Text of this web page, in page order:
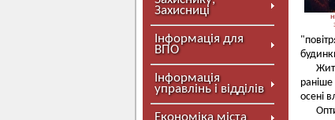
Захисниці
Інформація для
ВПО
Інформація
управлінь і відділів
Економіка міста
осені